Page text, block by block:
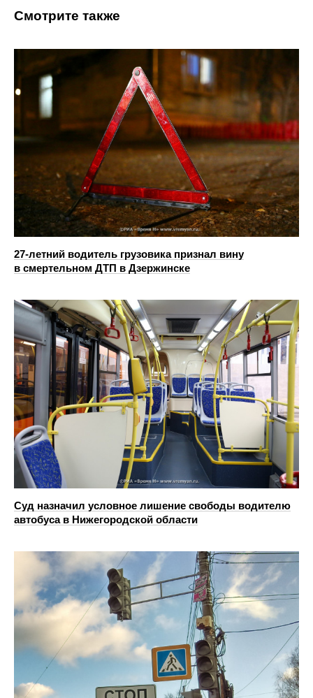
Смотрите также
27-летний водитель грузовика признал вину
в смертельном ДТП в Дзержинске
Суд назначил условное лишение свободы водителю
автобуса в Нижегородской области